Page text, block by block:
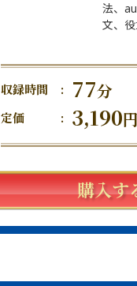
法、
文、
収録時間 : 77分
定価 : 3,190
購入す